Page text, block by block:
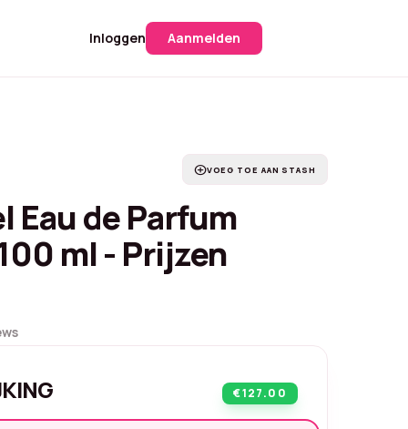
Inloggen Aanmelden
add_circleVOEG TOE AAN STASH
Eau de Parfum
ml - Prijzen
€127.00